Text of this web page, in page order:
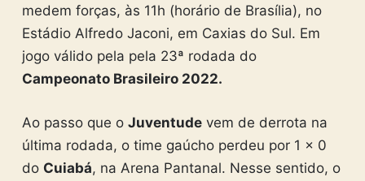
medem forças, às 11h (horário de Brasília), no
Estádio Alfredo Jaconi, em Caxias do Sul. Em
jogo válido pela pela 23ª rodada do
Campeonato Brasileiro 2022.
Ao passo que o Juventudevem de derrota na
última rodada, o time gaúcho perdeu por 1 x 0
do Cuiabá, na Arena Pantanal. Nesse sentido, o